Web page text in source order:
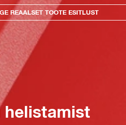
REAALSET TOOTE ESITLUST
helistamist